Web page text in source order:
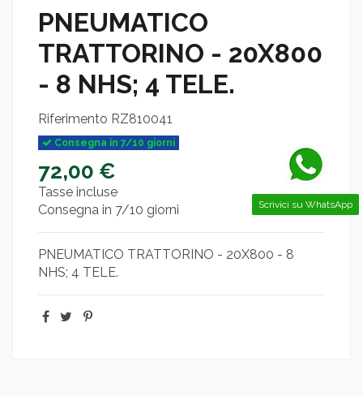
PNEUMATICO
TRATTORINO - 20X800
- 8 NHS; 4 TELE.
Riferimento RZ810041
Consegna in 7/10 giorni
72,00 €
Tasse incluse
Consegna in 7/10 giorni
PNEUMATICO TRATTORINO - 20X800 - 8
NHS; 4 TELE.
Scrivici su WhatsApp